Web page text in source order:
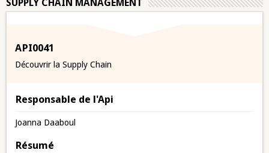
SUPPLY CHAIN MANAGEMENT
API0041
Découvrir la Supply Chain
Responsable de l'Api
Joanna Daaboul
Résumé